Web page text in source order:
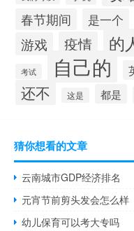
春节期间 是一个
游戏 疫情 的
考试 自己的
还不 这是 都是
猜你想看的文章
云南城市GDP经济排名
元宵节前剪头发会怎么样
幼儿保育可以考大专吗